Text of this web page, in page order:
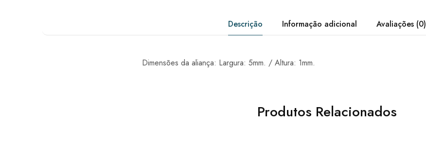
Descrição Informação adicional Avaliações (0)
Dimensões da aliança: Largura: 5mm. / Altura: 1mm.
Produtos Relacionados